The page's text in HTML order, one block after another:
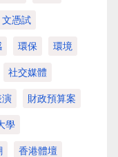
文憑試
環保 環境
社交媒體
演 財政預算案
學
香港體壇